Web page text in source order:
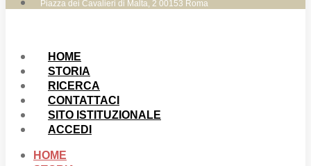
Piazza dei Cavalieri di Malta, 2 00153 Roma
HOME
STORIA
RICERCA
CONTATTACI
SITO ISTITUZIONALE
ACCEDI
HOME